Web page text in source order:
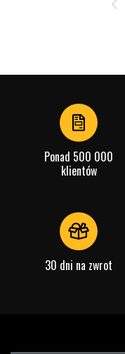
Ponad 500 000
klientów
30 dni na zwrot